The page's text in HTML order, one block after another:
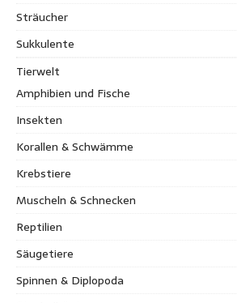
Sträucher
Sukkulente
Tierwelt
Amphibien und Fische
Insekten
Korallen & Schwämme
Krebstiere
Muscheln & Schnecken
Reptilien
Säugetiere
Spinnen & Diplopoda